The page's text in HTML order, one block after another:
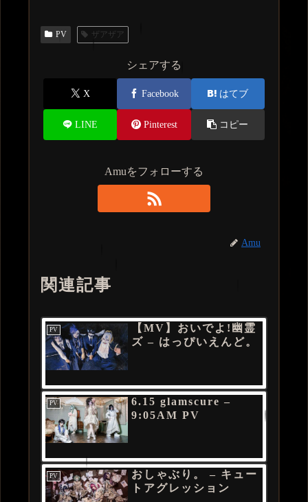
PV ザアザア
シェアする
X Facebook はてブ
LINE Pinterest コピー
Amuをフォローする
Amu
関連記事
PV
【MV】おいでよ!幽霊
ズ – はっぴいえんど。
PV
6.15 glamscure –
9:05AM PV
PV
おしゃぶり。 – キュー
トアグレッション